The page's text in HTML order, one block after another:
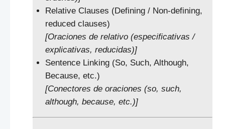
Relative Clauses (Defining / Non-defining,
reduced clauses)
[Oraciones de relativo (especificativas /
explicativas, reducidas)]
Sentence Linking (So, Such, Although,
Because, etc.)
[Conectores de oraciones (so, such,
although, because, etc.)]